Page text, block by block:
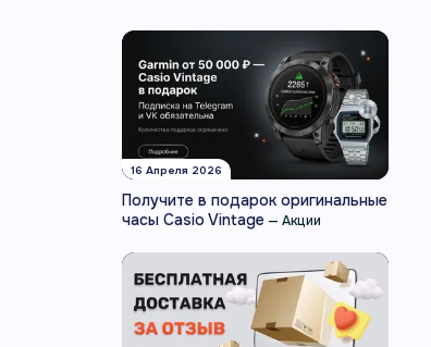
16 Апреля 2026
Получите в подарок оригинальные
часы Casio Vintage — Акции